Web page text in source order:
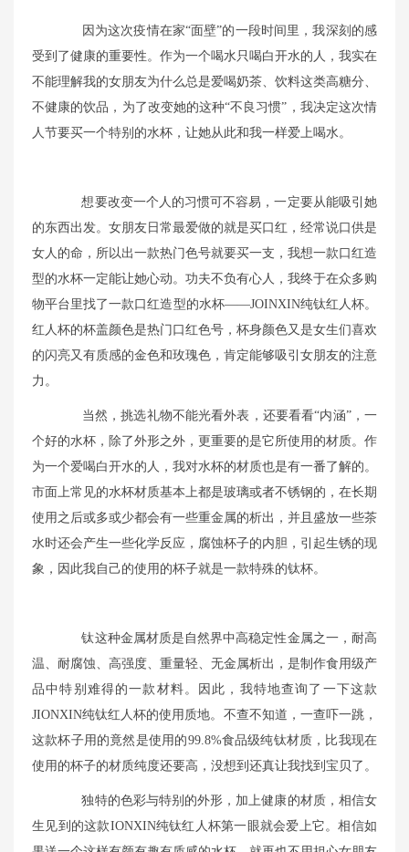
因为这次疫情在家“面壁”的一段时间里，我深刻的感
受到了健康的重要性。作为一个喝水只喝白开水的人， 我实在
不能理解我的女朋友为什么总是爱喝奶茶、饮料这类高糖分、
不健康的饮品，为了改变她的这种“不良习惯”，我决定这次情
人节要买一个特别的水杯，让她从此和我一样爱上喝水。
想要改变一个人的习惯可不容易，一定要从能吸引她
的东西出发。女朋友日常最爱做的就是买口红 ， 经常说口供是
女人的命，所以出一款热门色号就要买一支， 我想一款口红造
型的水杯一定能让她心动。功夫不负有心人，我终于在众多购
物平台里找了一款口红造型的水杯——JOINXIN纯钛红人杯。
红人杯的杯盖颜色是热门口红色号，杯身颜色又是女生们喜欢
的闪亮又有质感的金色和玫瑰色，肯定能够吸引女朋友的注意
力。
当然，挑选礼物不能光看外表，还要看看“内涵”，一
个好的水杯，除了外形之外，更重要的是它所使用的材质。作
为一个爱喝白开水的人，我对水杯的材质也是有一番了解的。
市面上常见的水杯材质基本上都是玻璃或者不锈钢的，在长期
使用之后或多或少都会有一些重金属的析出，并且盛放一些茶
水时还会产生一些化学反应，腐蚀杯子的内胆，引起生锈的现
象，因此我自己的使用的杯子就是一款特殊的钛杯。
钛这种金属材质是自然界中高稳定性金属之一，耐高
温、耐腐蚀、高强度、重量轻、无金属析出，是制作食用级产
品中特别难得的一款材料。因此，我特地查询了一下这款
JIONXIN纯钛红人杯的使用质地。不查不知道，一查吓一跳，
这款杯子用的竟然是使用的99.8%食品级纯钛材质，比我现在
使用的杯子的材质纯度还要高， 没想到还真让我找到宝贝了。
独特的色彩与特别的外形，加上健康的材质，相信女
生见到的这款IONXIN纯钛红人杯第一眼就会爱上它。相信如